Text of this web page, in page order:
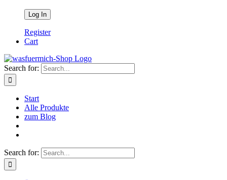
Register
Cart
Search for:
Start
Alle Produkte
zum Blog
Search for: